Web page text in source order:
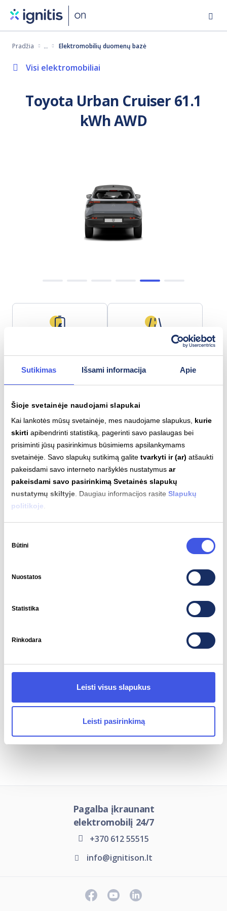
Sutikimas Išsami informacija Apie
Šioje svetainėje naudojami slapukai
Kai lankotės mūsų svetainėje, mes naudojame slapukus, kurie
skirti apibendrinti statistiką, pagerinti savo paslaugas bei
prisiminti jūsų pasirinkimus būsimiems apsilankymams
svetainėje. Savo slapukų sutikimą galitetvarkyti ir (ar) atšaukti
pakeisdami savo interneto naršyklės nustatymusar
pakeisdami savo pasirinkimą Svetainės slapukų
nustatymų skiltyje . Daugiau informacijos rasiteSlapukų
politikoje
pasirinkimas
Būtini
Nuostatos
Statistika
Rinkodara
Leisti visus slapukus
Leisti pasirinkimą
turinįPradžia Elektromobilių duomenų bazė
Visi elektromobiliai
Toyota Urban Cruiser 61.1
kWh AWD
59.8 kWh
Maks. nuotolis
395 km
Lėtas įkrovimas (AC)
Type 2
11 kW
Greitas įkrovimas (DC)
CCS
70kW
135 kW 307 Nm
Nepalaikomas
Pagalba įkraunant
elektromobilį 24/7
+370 612 55515
info@ignitison.lt